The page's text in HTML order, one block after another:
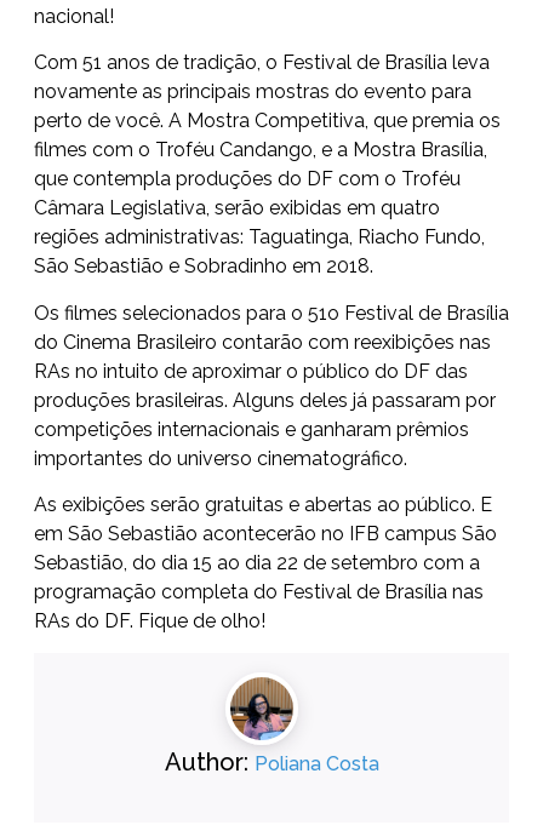
nacional!
Com 51 anos de tradição, o Festival de Brasília leva
novamente as principais mostras do evento para
perto de você. A Mostra Competitiva, que premia os
filmes com o Troféu Candango, e a Mostra Brasília,
que contempla produções do DF com o Troféu
Câmara Legislativa, serão exibidas em quatro
regiões administrativas: Taguatinga, Riacho Fundo,
São Sebastião e Sobradinho em 2018.
Os filmes selecionados para o 51o Festival de Brasília
do Cinema Brasileiro contarão com reexibições nas
RAs no intuito de aproximar o público do DF das
produções brasileiras. Alguns deles já passaram por
competições internacionais e ganharam prêmios
importantes do universo cinematográfico.
As exibições serão gratuitas e abertas ao público. E
em São Sebastião acontecerão no IFB campus São
Sebastião, do dia 15 ao dia 22 de setembro com a
programação completa do Festival de Brasília nas
RAs do DF. Fique de olho!
Author: Poliana Costa